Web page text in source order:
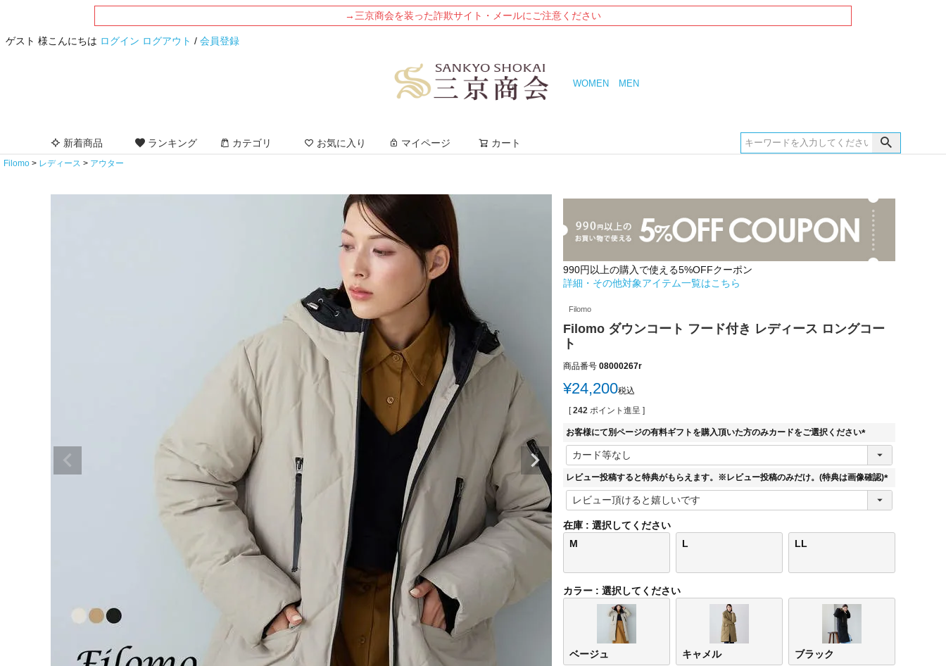
→三京商会を装った詐欺サイト・メールにご注意ください
ゲスト 様こんにちは ログイン ログアウト / 会員登録
WOMEN MEN
新着商品 ランキング カテゴリ お気に入り マイページ カート
Filomo レディース アウター
990円以上の購入で使える5%OFFクーポン
詳細・その他対象アイテム一覧はこちら
Filomo
Filomo ダウンコート フード付き レディース ロングコー
ト
商品番号 08000267r
¥24,200税込
[ 242 ポイント進呈 ]
お客様にて別ページの有料ギフトを購入頂いた方のみカードをご選択ください
(
須
レビュー投稿すると特典がもらえます。※レビュー投稿のみだけ。(特典は画像確認)
(
)
在庫
選択してください
M
L LL
カラー 選択してください
ベージュ キャメル ブラック